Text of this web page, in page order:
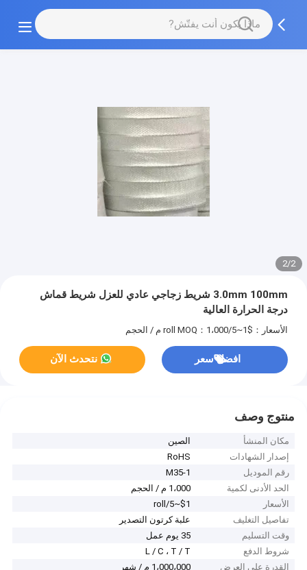
2/2
3.0mm 100mm شريط زجاجي عادي للعزل شريط قماش
درجة الحرارة العالية
الأسعار：$1~5/roll MOQ：1،000 م / الحجم
افضل سعر نتحدث الآن
منتوج وصف
مكان المنشأ
الصين
إصدار الشهادات
RoHS
رقم الموديل
M35-1
الحد الأدنى لكمية
1،000 م / الحجم
الأسعار
$1~5/roll
تفاصيل التغليف
علبة كرتون التصدير
وقت التسليم
35 يوم عمل
شروط الدفع
L / C ، T / T
القدرة على العرض
1،000،000 م / شهر